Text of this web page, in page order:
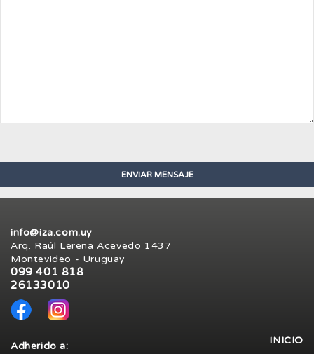
info@iza.com.uy
Arq. Raúl Lerena Acevedo 1437
Montevideo - Uruguay
099 401 818
26133010
INICIO
Adherido a: